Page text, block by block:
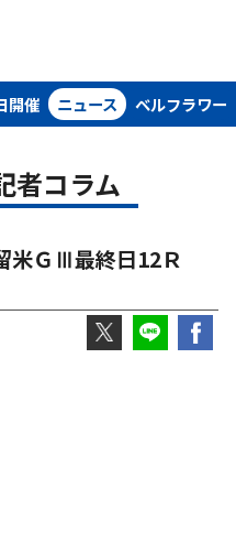
開催 ニュース ベルフラワー
者コラム
米ＧⅢ最終日12Ｒ